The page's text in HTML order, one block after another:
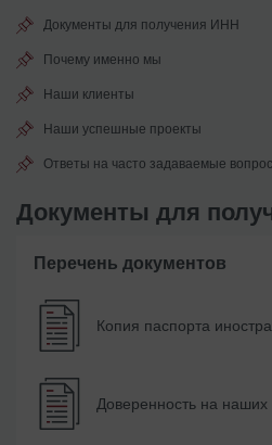
Документы для получения ИНН
Почему именно мы
Наши клиенты
Наши успешные проекты
Ответы на часто задаваемые
Документы для
Перечень документов
Копия паспорта
Доверенность на наших